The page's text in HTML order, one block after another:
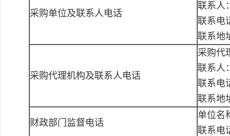
采购单位及联系人电话
联系人
联系电
联系地
采购代理机构及联系人电话
采购代
联系人
联系电
联系地
财政部门监督电话
单位名
联系电